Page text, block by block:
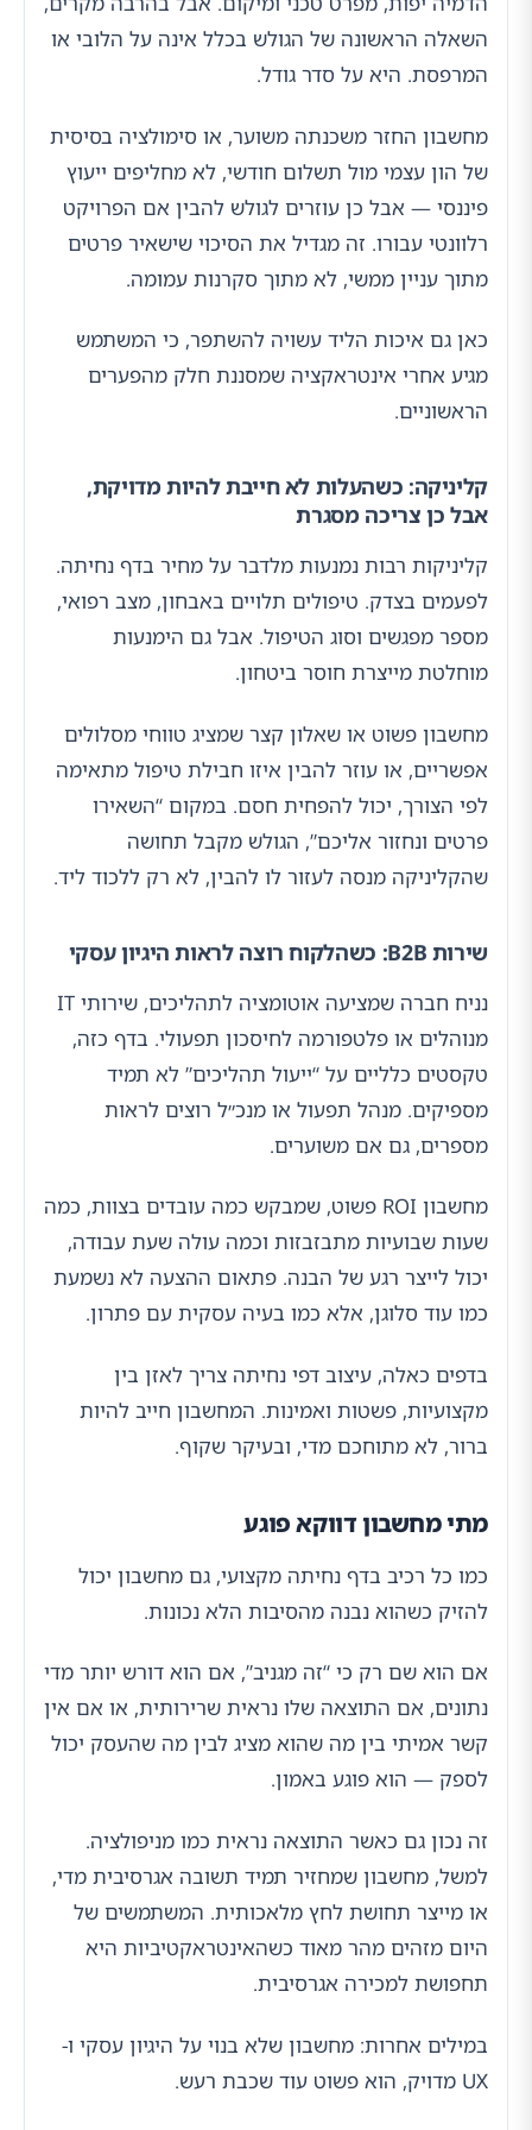
השאלה הראשונה של הגולש בכלל אינה על הלובי או
המרפסת. היא על סדר גודל.
מחשבון החזר משכנתה משוער, או סימולציה בסיסית
של הון עצמי מול תשלום חודשי, לא מחליפים ייעוץ
פיננסי — אבל כן עוזרים לגולש להבין אם הפרויקט
רלוונטי עבורו. זה מגדיל את הסיכוי שישאיר פרטים
מתוך עניין ממשי, לא מתוך סקרנות עמומה.
כאן גם איכות הליד עשויה להשתפר, כי המשתמש
מגיע אחרי אינטראקציה שמסננת חלק מהפערים
הראשוניים.
קליניקה: כשהעלות לא חייבת להיות מדויקת,
אבל כן צריכה מסגרת
קליניקות רבות נמנעות מלדבר על מחיר בדף נחיתה.
לפעמים בצדק. טיפולים תלויים באבחון, מצב רפואי,
מספר מפגשים וסוג הטיפול. אבל גם הימנעות
מוחלטת מייצרת חוסר ביטחון.
מחשבון פשוט או שאלון קצר שמציג טווחי מסלולים
אפשריים, או עוזר להבין איזו חבילת טיפול מתאימה
לפי הצורך, יכול להפחית חסם. במקום “השאירו
פרטים ונחזור אליכם”, הגולש מקבל תחושה
שהקליניקה מנסה לעזור לו להבין, לא רק ללכוד ליד.
שירות B2B: כשהלקוח רוצה לראות היגיון עסקי
נניח חברה שמציעה אוטומציה לתהליכים, שירותי IT
מנוהלים או פלטפורמה לחיסכון תפעולי. בדף כזה,
טקסטים כלליים על “ייעול תהליכים” לא תמיד
מספיקים. מנהל תפעול או מנכ״ל רוצים לראות
מספרים, גם אם משוערים.
מחשבון ROI פשוט, שמבקש כמה עובדים בצוות, כמה
שעות שבועיות מתבזבזות וכמה עולה שעת עבודה,
יכול לייצר רגע של הבנה. פתאום ההצעה לא נשמעת
כמו עוד סלוגן, אלא כמו בעיה עסקית עם פתרון.
בדפים כאלה, עיצוב דפי נחיתה צריך לאזן בין
מקצועיות, פשטות ואמינות. המחשבון חייב להיות
ברור, לא מתוחכם מדי, ובעיקר שקוף.
מתי מחשבון דווקא פוגע
כמו כל רכיב בדף נחיתה מקצועי, גם מחשבון יכול
להזיק כשהוא נבנה מהסיבות הלא נכונות.
אם הוא שם רק כי “זה מגניב”, אם הוא דורש יותר מדי
נתונים, אם התוצאה שלו נראית שרירותית, או אם אין
קשר אמיתי בין מה שהוא מציג לבין מה שהעסק יכול
לספק — הוא פוגע באמון.
זה נכון גם כאשר התוצאה נראית כמו מניפולציה.
למשל, מחשבון שמחזיר תמיד תשובה אגרסיבית מדי,
או מייצר תחושת לחץ מלאכותית. המשתמשים של
היום מזהים מהר מאוד כשהאינטראקטיביות היא
תחפושת למכירה אגרסיבית.
במילים אחרות: מחשבון שלא בנוי על היגיון עסקי ו-
UX מדויק, הוא פשוט עוד שכבת רעש.